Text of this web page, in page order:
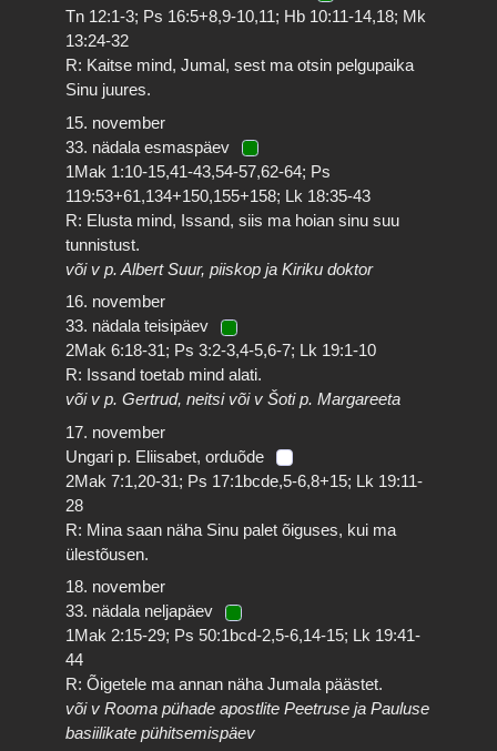
Tn 12:1-3; Ps 16:5+8,9-10,11; Hb 10:11-14,18; Mk
13:24-32
R: Kaitse mind, Jumal, sest ma otsin pelgupaika
Sinu juures.
15. november
33. nädala esmaspäev
1Mak 1:10-15,41-43,54-57,62-64; Ps
119:53+61,134+150,155+158; Lk 18:35-43
R: Elusta mind, Issand, siis ma hoian sinu suu
tunnistust.
või v p. Albert Suur, piiskop ja Kiriku doktor
16. november
33. nädala teisipäev
2Mak 6:18-31; Ps 3:2-3,4-5,6-7; Lk 19:1-10
R: Issand toetab mind alati.
või v p. Gertrud, neitsi või v Šoti p. Margareeta
17. november
Ungari p. Eliisabet, orduõde
2Mak 7:1,20-31; Ps 17:1bcde,5-6,8+15; Lk 19:11-
28
R: Mina saan näha Sinu palet õiguses, kui ma
ülestõusen.
18. november
33. nädala neljapäev
1Mak 2:15-29; Ps 50:1bcd-2,5-6,14-15; Lk 19:41-
44
R: Õigetele ma annan näha Jumala päästet.
või v Rooma pühade apostlite Peetruse ja Pauluse
basiilikate pühitsemispäev